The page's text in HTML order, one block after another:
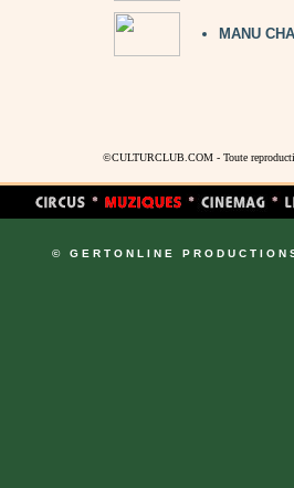
MANU
©CULTURCLUB.COM - Toute
© GERTONLINE